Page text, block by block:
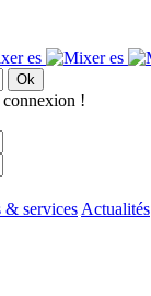
Ok
!
& services Actualités